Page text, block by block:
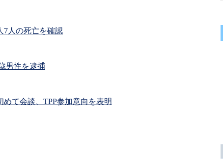
7人の死亡を確認
男性を逮捕
て会談、TPP参加意向を表明